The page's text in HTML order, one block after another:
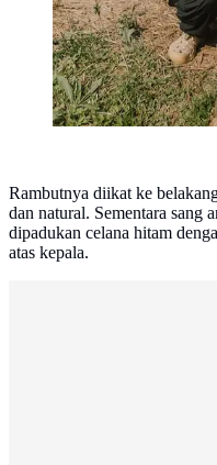
Rambutnya diikat ke
dan natural. Sementara sang
dipadukan celana hitam
atas kepala.